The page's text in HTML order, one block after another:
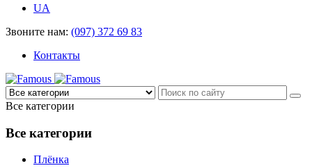
UA
Звоните нам: (097) 372 69 83
Контакты
Все категории
Все категории
Плёнка